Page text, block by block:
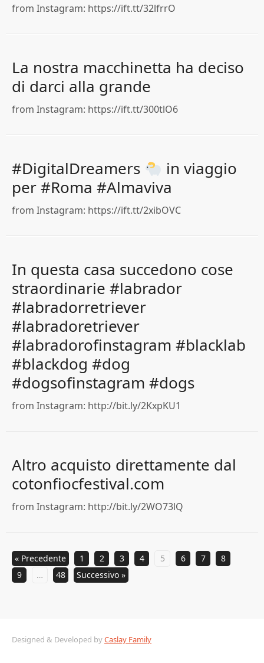
from Instagram: https://ift.tt/32lfrrO
La nostra macchinetta ha deciso
di darci alla grande
from Instagram: https://ift.tt/300tlO6
#DigitalDreamers
in viaggio
per #Roma #Almaviva
from Instagram: https://ift.tt/2xibOVC
In questa casa succedono cose
straordinarie #labrador
#labradorretriever
#labradoretriever
#labradorofinstagram #blacklab
#blackdog #dog
#dogsofinstagram #dogs
from Instagram: http://bit.ly/2KxpKU1
Altro acquisto direttamente dal
cotonfiocfestival.com
from Instagram: http://bit.ly/2WO73lQ
« Precedente 1 2 3 4 5 6 7
8
9
… 48 Successivo »
Designed & Developed byCaslay Family